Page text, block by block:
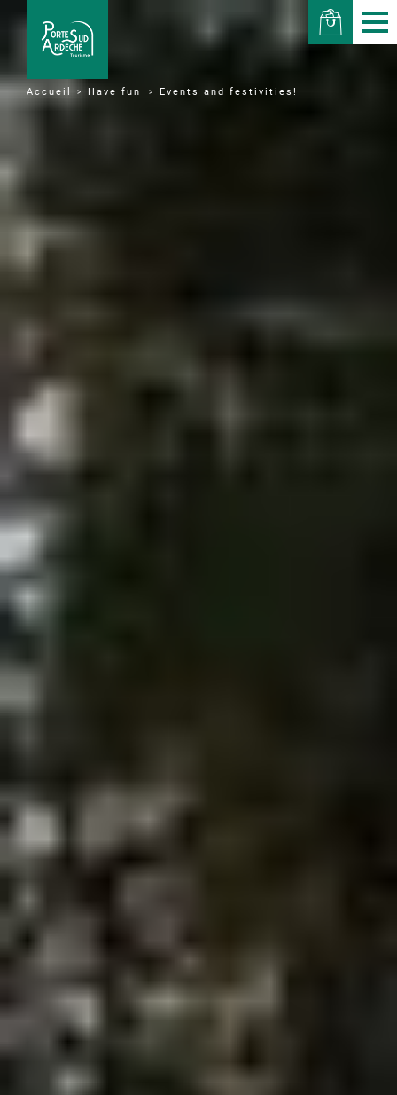
Accueil Have fun Events and festivities!